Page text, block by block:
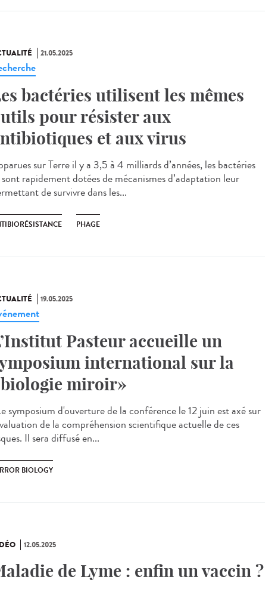
21.05.2025
bactéries utilisent les mêmes
pour résister aux
et aux virus
sur Terre il y a 3,5 à 4 milliards d’années, les bactéries
sont rapidement dotées de mécanismes d’adaptation leur
de survivre dans les...
PHAGE
19.05.2025
Pasteur accueille un
international sur la
miroir»
symposium d'ouverture de la conférence le 12 juin est axé sur
de la compréhension scientifique actuelle de ces
Il sera diffusé en...
BIOLOGY
12.05.2025
de Lyme : enfin un vaccin ?